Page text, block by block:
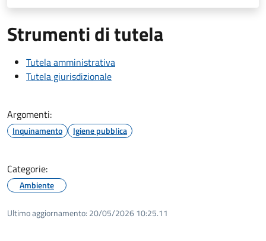
Strumenti di tutela
Tutela amministrativa
Tutela giurisdizionale
Argomenti:
Inquinamento Igiene pubblica
Categorie:
Ambiente
Ultimo aggiornamento: 20/05/2026 10:25.11